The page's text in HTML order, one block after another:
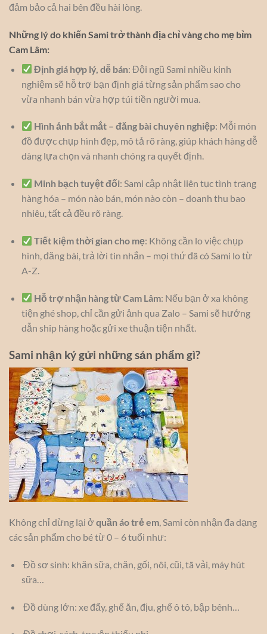
đảm bảo cả hai bên đều hài lòng.
Những lý do khiến Sami trở thành địa chỉ vàng cho mẹ bỉm
Cam Lâm:
Định giá hợp lý, dễ bán: Đội ngũ Sami nhiều kinh
nghiệm sẽ hỗ trợ bạn định giá từng sản phẩm sao cho
vừa nhanh bán vừa hợp túi tiền người mua.
Hình ảnh bắt mắt – đăng bài chuyên nghiệp: Mỗi món
đồ được chụp hình đẹp, mô tả rõ ràng, giúp khách hàng dễ
dàng lựa chọn và nhanh chóng ra quyết định.
Minh bạch tuyệt đối: Sami cập nhật liên tục tình trạng
hàng hóa – món nào bán, món nào còn – doanh thu bao
nhiêu, tất cả đều rõ ràng.
Tiết kiệm thời gian cho mẹ: Không cần lo việc chụp
hình, đăng bài, trả lời tin nhắn – mọi thứ đã có Sami lo từ
A-Z.
Hỗ trợ nhận hàng từ Cam Lâm: Nếu bạn ở xa không
tiện ghé shop, chỉ cần gửi ảnh qua Zalo – Sami sẽ hướng
dẫn ship hàng hoặc gửi xe thuận tiện nhất.
Sami nhận ký gửi những sản phẩm gì?
Không chỉ dừng lại ở quần áo trẻ em, Sami còn nhận đa dạng
các sản phẩm cho bé từ 0 – 6 tuổi như:
Đồ sơ sinh: khăn sữa, chăn, gối, nôi, cũi, tã vải, máy hút
sữa…
Đồ dùng lớn: xe đẩy, ghế ăn, địu, ghế ô tô, bập bênh…